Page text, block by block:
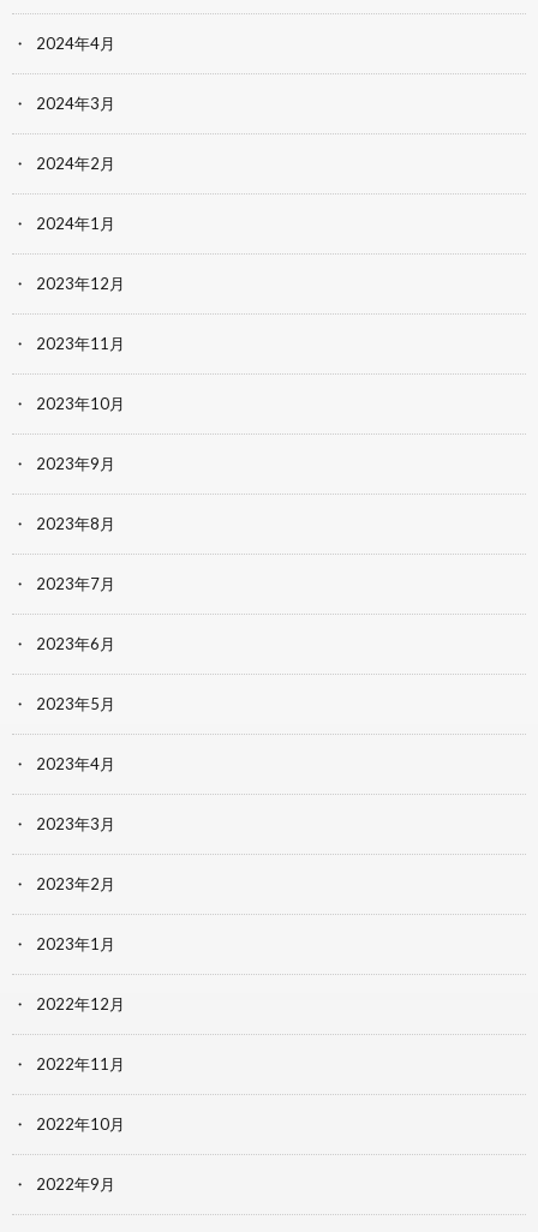
2024年4月
2024年3月
2024年2月
2024年1月
2023年12月
2023年11月
2023年10月
2023年9月
2023年8月
2023年7月
2023年6月
2023年5月
2023年4月
2023年3月
2023年2月
2023年1月
2022年12月
2022年11月
2022年10月
2022年9月